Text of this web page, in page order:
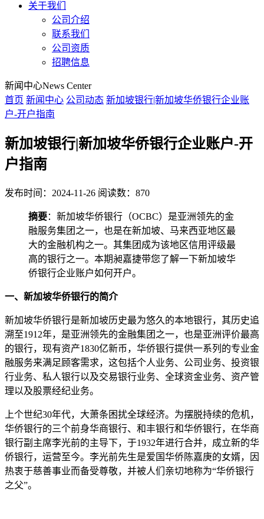
关于我们
公司介绍
联系我们
公司资质
招聘信息
新闻中心News Center
首页 新闻中心 公司动态 新加坡银行|新加坡华侨银行企业账
户-开户指南
新加坡银行|新加坡华侨银行企业账户-开
户指南
发布时间：2024-11-26 阅读数：870
摘要：新加坡华侨银行（OCBC）是亚洲领先的金
融服务集团之一，也是在新加坡、马来西亚地区最
大的金融机构之一。其集团成为该地区信用评级最
高的银行之一。本期昶嘉捷带您了解一下新加坡华
侨银行企业账户如何开户。
一、新加坡华侨银行的简介
新加坡华侨银行是新加坡历史最为悠久的本地银行，其历史追
溯至1912年，是亚洲领先的金融集团之一，也是亚洲评价最高
的银行，现有资产1830亿新币，华侨银行提供一系列的专业金
融服务来满足顾客需求，这包括个人业务、公司业务、投资银
行业务、私人银行以及交易银行业务、全球资金业务、资产管
理以及股票经纪业务。
上个世纪30年代，大萧条困扰全球经济。为摆脱持续的危机，
华侨银行的三个前身华商银行、和丰银行和华侨银行，在华商
银行副主席李光前的主导下，于1932年进行合并，成立新的华
侨银行，运营至今。李光前先生是爱国华侨陈嘉庚的女婿，因
热衷于慈善事业而备受尊敬，并被人们亲切地称为“华侨银行
之父”。